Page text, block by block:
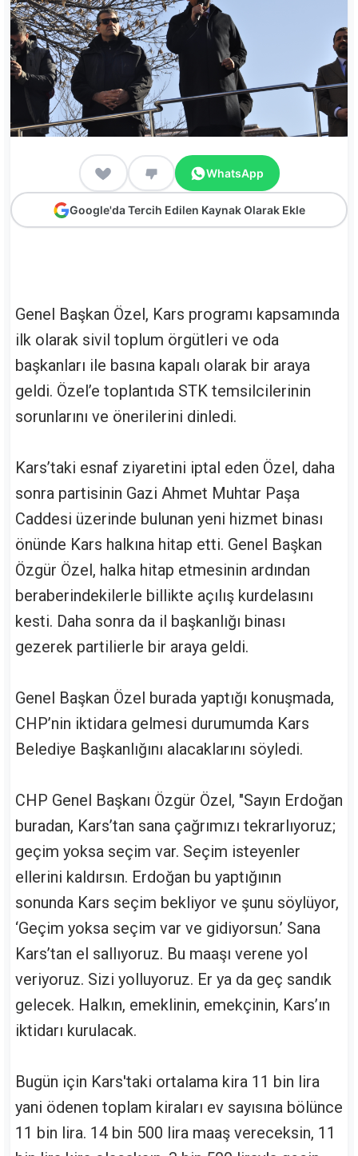
WhatsApp
Google'da Tercih Edilen Kaynak Olarak Ekle
Genel Başkan Özel, Kars programı kapsamında
ilk olarak sivil toplum örgütleri ve oda
başkanları ile basına kapalı olarak bir araya
geldi. Özel’e toplantıda STK temsilcilerinin
sorunlarını ve önerilerini dinledi.
Kars’taki esnaf ziyaretini iptal eden Özel, daha
sonra partisinin Gazi Ahmet Muhtar Paşa
Caddesi üzerinde bulunan yeni hizmet binası
önünde Kars halkına hitap etti. Genel Başkan
Özgür Özel, halka hitap etmesinin ardından
beraberindekilerle billikte açılış kurdelasını
kesti. Daha sonra da il başkanlığı binası
gezerek partilierle bir araya geldi.
Genel Başkan Özel burada yaptığı konuşmada,
CHP’nin iktidara gelmesi durumumda Kars
Belediye Başkanlığını alacaklarını söyledi.
CHP Genel Başkanı Özgür Özel, "Sayın Erdoğan
buradan, Kars’tan sana çağrımızı tekrarlıyoruz;
geçim yoksa seçim var. Seçim isteyenler
ellerini kaldırsın. Erdoğan bu yaptığının
sonunda Kars seçim bekliyor ve şunu söylüyor,
‘Geçim yoksa seçim var ve gidiyorsun.’ Sana
Kars’tan el sallıyoruz. Bu maaşı verene yol
veriyoruz. Sizi yolluyoruz. Er ya da geç sandık
gelecek. Halkın, emeklinin, emekçinin, Kars’ın
iktidarı kurulacak.
Bugün için Kars'taki ortalama kira 11 bin lira
yani ödenen toplam kiraları ev sayısına bölünce
11 bin lira. 14 bin 500 lira maaş vereceksin, 11